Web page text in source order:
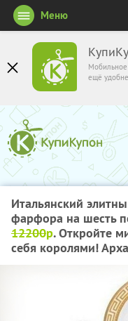
ещё
Меню
Итальянский
фарфора на шесть
12200р. Откройте
себя королями!